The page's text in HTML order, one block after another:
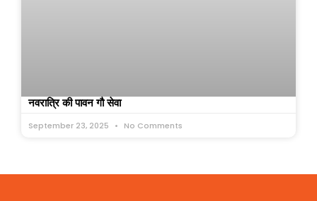
नवरात्रि की पावन गौ सेवा
September 23, 2025 No Comments